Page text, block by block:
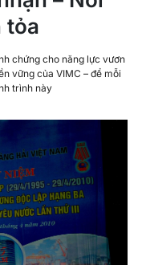
tỏa
chứng cho năng lực vươn
vững của VIMC – để mỗi
trình này